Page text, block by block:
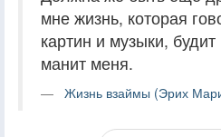
мне жизнь, которая
картин и музыки,
манит меня.
Жизнь взаймы (Эрих